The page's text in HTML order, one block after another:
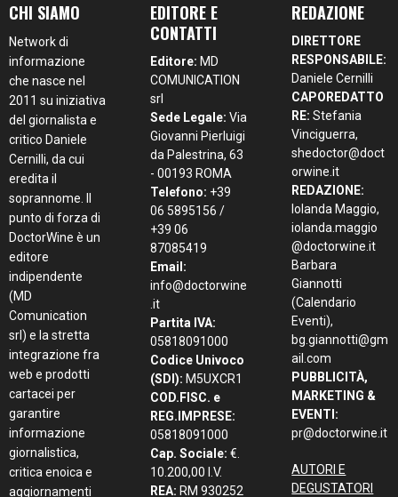
CHI SIAMO
Network di
informazione
che nasce nel
2011 su iniziativa
del giornalista e
critico Daniele
Cernilli, da cui
eredita il
soprannome. Il
punto di forza di
DoctorWine è un
editore
indipendente
(MD
Comunication
srl) e la stretta
integrazione fra
web e prodotti
cartacei per
garantire
informazione
giornalistica,
critica enoica e
aggiornamenti
EDITORE E
CONTATTI
Editore: MD
COMUNICATION
srl
Sede Legale: Via
Giovanni Pierluigi
da Palestrina, 63
- 00193 ROMA
Telefono: +39
06 5895156 /
+39 06
87085419
Email:
info@doctorwine
.it
Partita IVA:
05818091000
Codice Univoco
(SDI): M5UXCR1
COD.FISC. e
REG.IMPRESE:
05818091000
Cap. Sociale: €.
10.200,00 I.V.
REA: RM 930252
REDAZIONE
DIRETTORE
RESPONSABILE:
Daniele Cernilli
CAPOREDATTO
RE: Stefania
Vinciguerra,
shedoctor@doct
orwine.it
REDAZIONE:
Iolanda Maggio,
iolanda.maggio
@doctorwine.it
Barbara
Giannotti
(Calendario
Eventi),
bg.giannotti@gm
ail.com
PUBBLICITÀ,
MARKETING &
EVENTI:
pr@doctorwine.it
AUTORI E
DEGUSTATORI